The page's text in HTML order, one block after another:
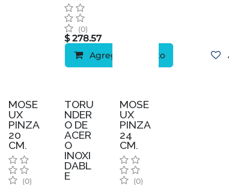
(0)
$278.57
Agregar al carrito
MOSE
UX
PINZA
20
CM.
(0)
TORU
NDER
O DE
ACER
O
INOXI
DABL
E
MOSE
UX
PINZA
24
CM.
(0)